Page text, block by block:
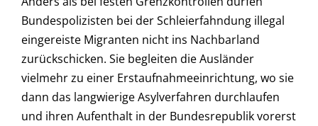
Bundespolizisten bei der Schleierfahndung illegal
eingereiste Migranten nicht ins Nachbarland
zurückschicken. Sie begleiten die Ausländer
vielmehr zu einer Erstaufnahmeeinrichtung, wo sie
dann das langwierige Asylverfahren durchlaufen
und ihren Aufenthalt in der Bundesrepublik vorerst